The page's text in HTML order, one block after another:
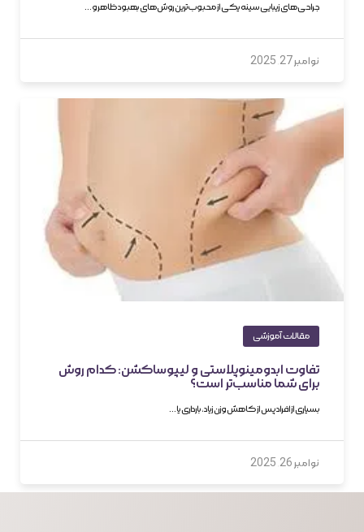
جراحی‌های زیبایی سینه یکی از محبوب‌ترین روش‌های بهبود ظاهر و…
نوامبر 27, 2025
مقالات آموزشی
تفاوت ابدومینوپلاستی و لیپوساکشن: کدام روش
برای شما مناسب‌تر است؟
بسیاری از افراد پس از کاهش وزن زیاد، بارداری یا…
نوامبر 26, 2025